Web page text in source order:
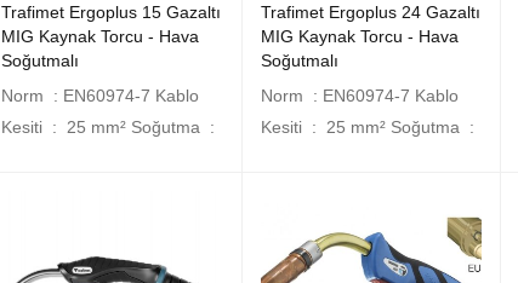
Trafimet Ergoplus 15 Gazaltı
MIG Kaynak Torcu - Hava
Soğutmalı
Norm : EN60974-7 Kablo
Kesiti : 25 mm² Soğutma :
Trafimet Ergoplus 24 Gazaltı
MIG Kaynak Torcu - Hava
Soğutmalı
Norm : EN60974-7 Kablo
Kesiti : 25 mm² Soğutma :